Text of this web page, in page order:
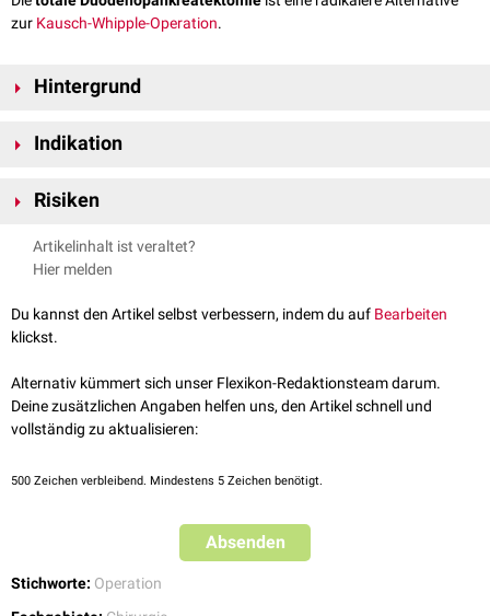
zur Kausch-Whipple-Operation.
Hintergrund
um eine Resektion des gesamten Pankreas und der Milz erweitert.
erfolgt eine
Indikation
indiziert, die nicht auf andere Weise
Risiken
Letalität
des Eingriffs liegt bei etwa 3-5%.
siehe auch:Pankreatoduodenektomie
Artikelinhalt ist veraltet?
Hier melden
Du kannst den Artikel selbst verbessern, indem du auf Bearbeiten
klickst.
Alternativ kümmert sich unser Flexikon-Redaktionsteam darum.
Deine zusätzlichen Angaben helfen uns, den Artikel schnell und
vollständig zu aktualisieren:
500 Zeichen verbleibend. Mindestens 5 Zeichen benötigt.
Absenden
Stichworte: Operation